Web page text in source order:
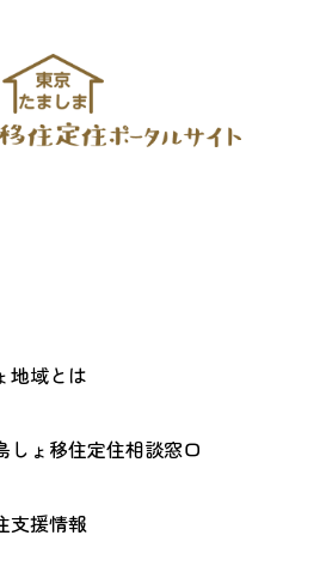
地域とは
しょ移住定住相談窓口
支援情報